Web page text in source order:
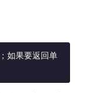
如果要返回单